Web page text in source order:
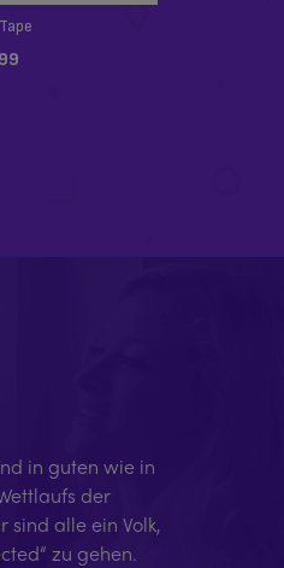
in guten wie in
der
alle ein Volk,
zu gehen.